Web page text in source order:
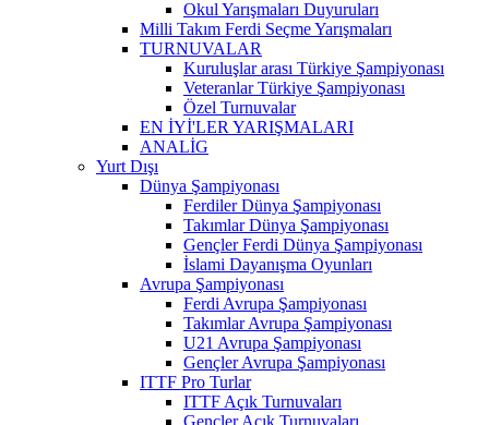
Okul Yarışmaları Duyuruları
Milli Takım Ferdi Seçme Yarışmaları
TURNUVALAR
Kuruluşlar arası Türkiye Şampiyonası
Veteranlar Türkiye Şampiyonası
Özel Turnuvalar
EN İYİ'LER YARIŞMALARI
ANALİG
Yurt Dışı
Dünya Şampiyonası
Ferdiler Dünya Şampiyonası
Takımlar Dünya Şampiyonası
Gençler Ferdi Dünya Şampiyonası
İslami Dayanışma Oyunları
Avrupa Şampiyonası
Ferdi Avrupa Şampiyonası
Takımlar Avrupa Şampiyonası
U21 Avrupa Şampiyonası
Gençler Avrupa Şampiyonası
ITTF Pro Turlar
ITTF Açık Turnuvaları
Gençler Açık Turnuvaları